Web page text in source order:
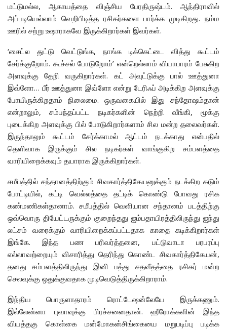
மட்டுமல்ல, ஆகாயத்தை விஞ்சிய பேரதிருஷ்டம். ஆந்திராவில்
அப்படியெல்லாம் வெறிபிடித்த ரசிகர்களை பார்க்க முடிகிறது. நம்ம
ஊரில் சற்று உஷாராகவே இருக்கிறார்கள் இவர்கள்.
‘சைட்ல துட்டு வெட்டுங்க, நாங்க டிக்கெட்டை வித்து கூட்டம்
சேர்க்குறோம். கூச்சல் போடுறோம்’ என்றெல்லாம் வியாபாரம் பேசுகிற
அளவுக்கு தேறி வருகிறார்கள். கட் அவுட்டுக்கு பால் ஊத்துனா
இவ்ளோ… பீர் ஊத்துனா இவ்ளோ என்று டேரிஃப் அடிக்கிற அளவுக்கு
போயிருக்கிறதாம் நிலைமை. ஒருவகையில் இது சந்தோஷம்தான்
என்றாலும், சம்பந்தப்பட்ட நடிகர்களின் நெற்றி வீங்கி, மூக்கு
புடைக்கிற அளவுக்கு பில் போடுகிறார்களாம் சில மன்ற தலைவர்கள்.
இருந்தாலும் கூட்டம் சேர்க்காமல் ஆட்டம் நடக்காது என்பதில்
தெளிவாக இருக்கும் சில நடிகர்கள் வாங்குகிற சம்பளத்தை
வாரியிறைக்கவும் தயாராக இருக்கிறார்கள்.
சமீபத்தில் சந்தானத்திற்கும் சிவகார்த்திகேயனுக்கும் நடக்கிற கடும்
போட்டியில், கட்டி வெல்லத்தை தட்டிக் கொண்டு போவது ரசிக
கண்மணிகள்தானாம். சமீபத்தில் வெளியான சந்தானம் படத்திற்கு
ஒவ்வொரு தியேட்டருக்கும் குறைந்தது ஐம்பதாயிரத்திலிருந்து ஐந்து
லட்சம் வரைக்கும் வாரியிறைக்கப்பட்டதாக காதை கடிக்கிறார்கள்
இங்கே. இந்த பண பரிவர்த்தனை, பட்டுவாடா பரபரப்பு
எல்லாவற்றையும் விசாரித்து தெரிந்து கொண்ட சிவகார்த்திகேயன்,
தனது சம்பளத்திலிருந்து இனி பத்து சதவீதத்தை ரசிகர் மன்ற
செலவுக்கு ஒதுக்குவதாக முடிவெடுத்திருக்கிறாராம்.
இந்திய பொருளாதாரம் ரொட்டேஷன்லேயே இருக்கணும்.
இல்லேன்னா புவாவுக்கு பிரச்சனைதான். ஹீரோக்களின் இந்த
வியத்தகு கொள்கை மன்மோகன்சிங்கையை மறுபடிப்பு படிக்க